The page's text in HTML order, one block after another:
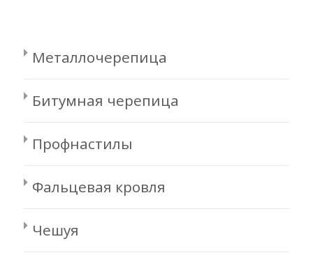
Металлочерепица
Битумная черепица
Профнастилы
Фальцевая кровля
Чешуя